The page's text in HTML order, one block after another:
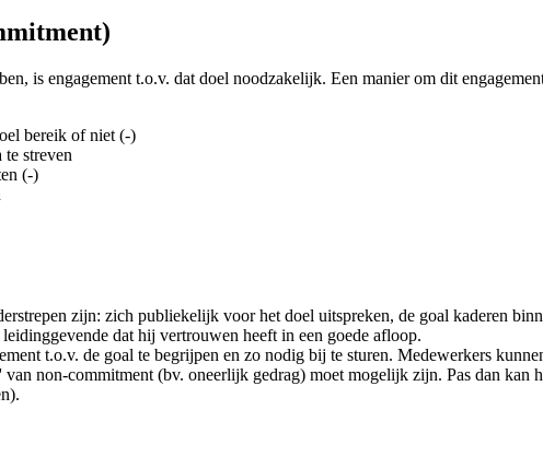
is engagement t.o.v. dat doel noodzakelijk. Een manier om dit
bereik of niet (-)
streven
(-)
zijn: zich publiekelijk voor het doel uitspreken, de goal kaderen
dat hij vertrouwen heeft in een goede afloop.
t.o.v. de goal te begrijpen en zo nodig bij te sturen. Medewerkers
non-commitment (bv. oneerlijk gedrag) moet mogelijk zijn. Pas dan kan